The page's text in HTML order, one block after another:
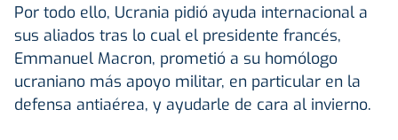
Por todo ello, Ucrania pidió ayuda internacional a
sus aliados tras lo cual el presidente francés,
Emmanuel Macron, prometió a su homólogo
ucraniano más apoyo militar, en particular en la
defensa antiaérea, y ayudarle de cara al invierno.